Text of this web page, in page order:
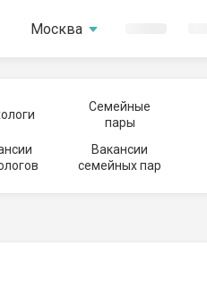
Москва
Семейные
пары
Вакансии
семейных пар